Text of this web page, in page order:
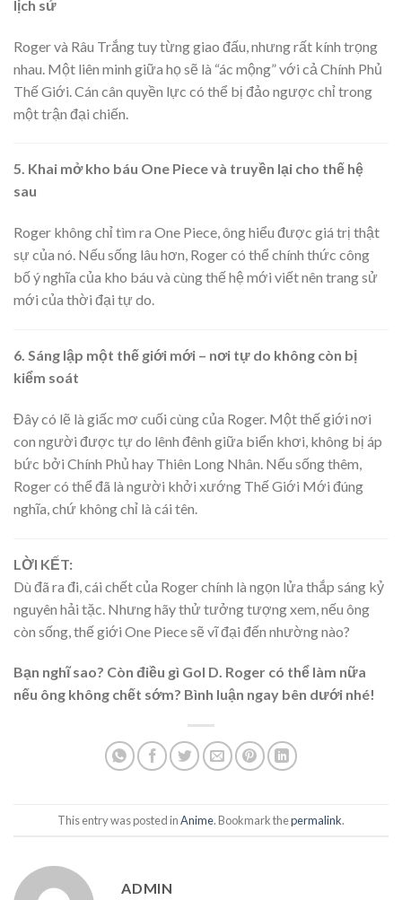
lịch sử
Roger và Râu Trắng tuy từng giao đấu, nhưng rất kính trọng
nhau. Một liên minh giữa họ sẽ là “ác mộng” với cả Chính Phủ
Thế Giới. Cán cân quyền lực có thể bị đảo ngược chỉ trong
một trận đại chiến.
5. Khai mở kho báu One Piece và truyền lại cho thế hệ
sau
Roger không chỉ tìm ra One Piece, ông hiểu được giá trị thật
sự của nó. Nếu sống lâu hơn, Roger có thể chính thức công
bố ý nghĩa của kho báu và cùng thế hệ mới viết nên trang sử
mới của thời đại tự do.
6. Sáng lập một thế giới mới – nơi tự do không còn bị
kiểm soát
Đây có lẽ là giấc mơ cuối cùng của Roger. Một thế giới nơi
con người được tự do lênh đênh giữa biển khơi, không bị áp
bức bởi Chính Phủ hay Thiên Long Nhân. Nếu sống thêm,
Roger có thể đã là người khởi xướng Thế Giới Mới đúng
nghĩa, chứ không chỉ là cái tên.
LỜI KẾT:
Dù đã ra đi, cái chết của Roger chính là ngọn lửa thắp sáng kỷ
nguyên hải tặc. Nhưng hãy thử tưởng tượng xem, nếu ông
còn sống, thế giới One Piece sẽ vĩ đại đến nhường nào?
Bạn nghĩ sao? Còn điều gì Gol D. Roger có thể làm nữa
nếu ông không chết sớm? Bình luận ngay bên dưới nhé!
This entry was posted inAnime. Bookmark thepermalink.
ADMIN